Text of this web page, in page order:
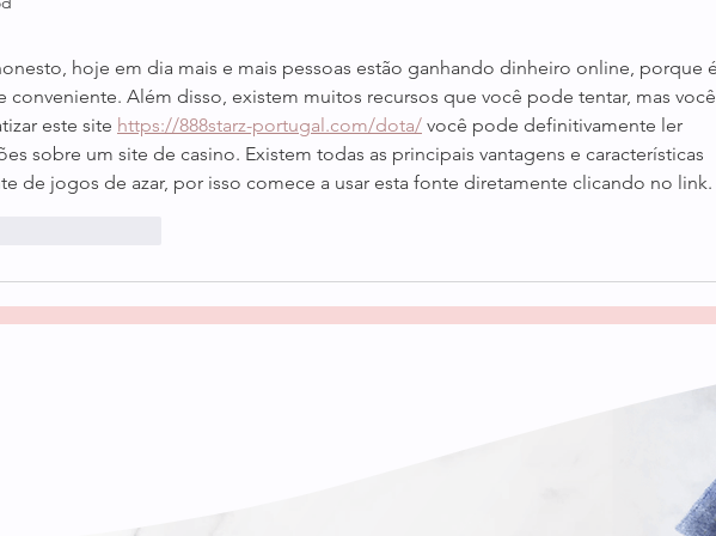
hoje em dia mais e mais pessoas estão ganhando dinheiro online, porque
conveniente. Além disso, existem muitos recursos que você pode tentar, mas
este site https://888starz-portugal.com/dota/ você pode definitivamente ler
sobre um site de casino. Existem todas as principais vantagens e características
de jogos de azar, por isso comece a usar esta fonte diretamente clicando no link.